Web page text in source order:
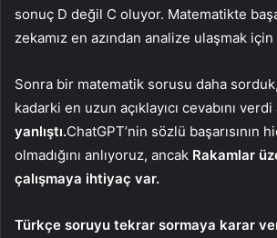
sonuç D değil C oluyor. Matematikte
zekamız en azından analize ulaşmak
Sonra bir matematik sorusu daha
kadarki en uzun açıklayıcı cevabını verdi
yanlıştı.ChatGPT’nin sözlü başarısının
olmadığını anlıyoruz, ancak Rakamlar
çalışmaya ihtiyaç var.
Türkçe soruyu tekrar sormaya karar